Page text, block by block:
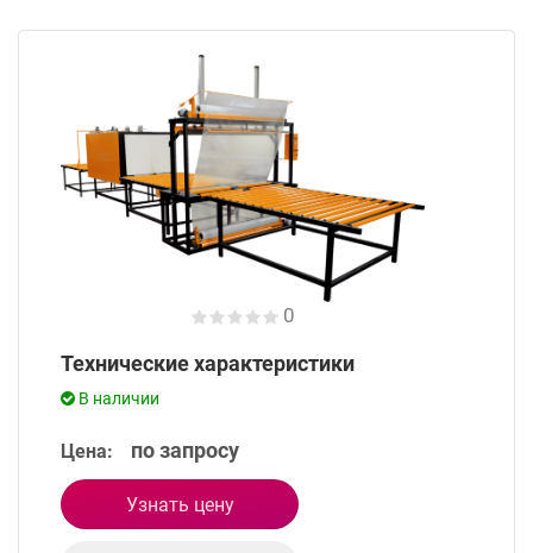
0
Технические характеристики
В наличии
Цена: по запросу
Узнать цену